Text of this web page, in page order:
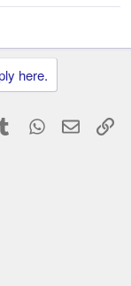
here.
Tumblr WhatsApp
Email